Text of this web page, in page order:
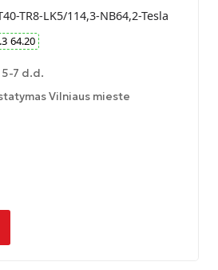
TR8-LK5/114,3-NB64,2-Tesla
64.20
7 d.d.
Vilniaus mieste